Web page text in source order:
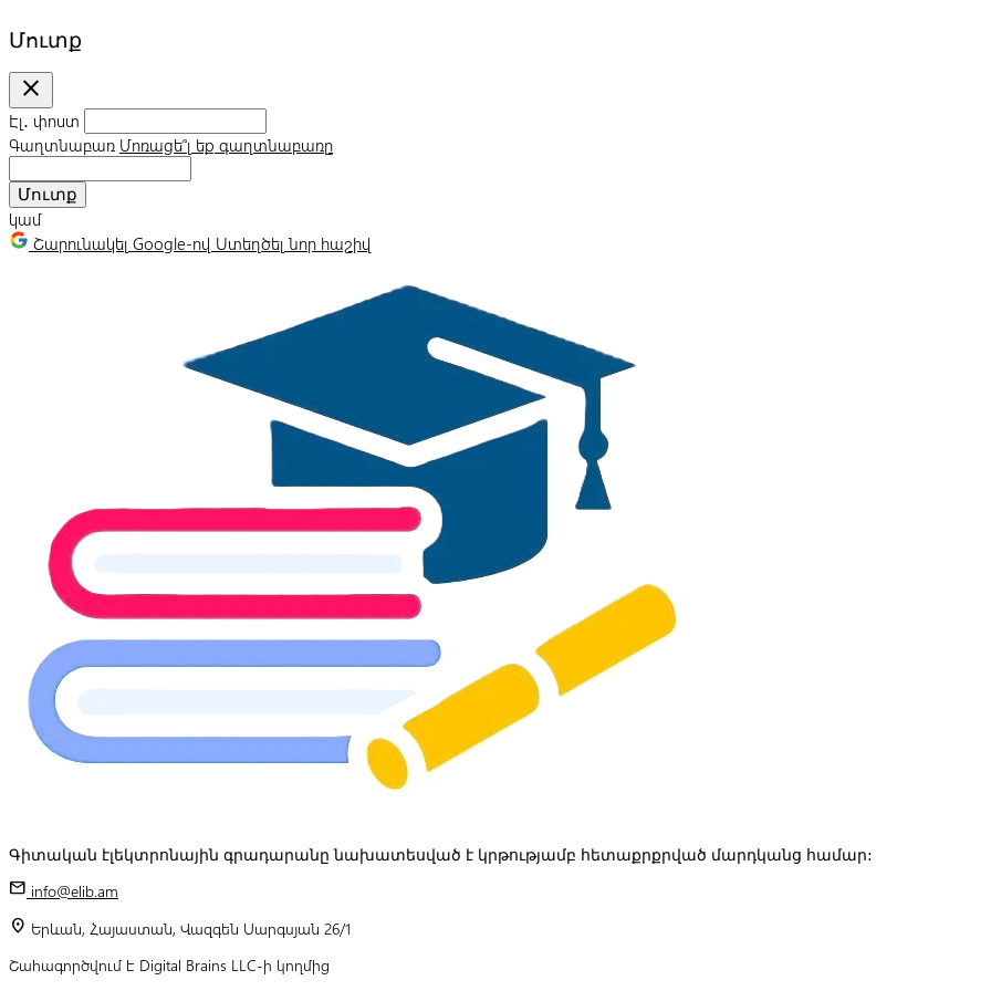
Մուտք
close
Էլ․ փոստ
Գաղտնաբառ Մոռացե՞լ եք գաղտնաբառը
Մուտք
կամ
Շարունակել Google-ով Ստեղծել նոր հաշիվ
Գիտական էլեկտրոնային գրադարանը նախատեսված է կրթությամբ հետաքրքրված մարդկանց համար:
mail info@elib.am
location_on Երևան, Հայաստան, Վազգեն Սարգսյան 26/1
Շահագործվում է Digital Brains LLC-ի կողմից